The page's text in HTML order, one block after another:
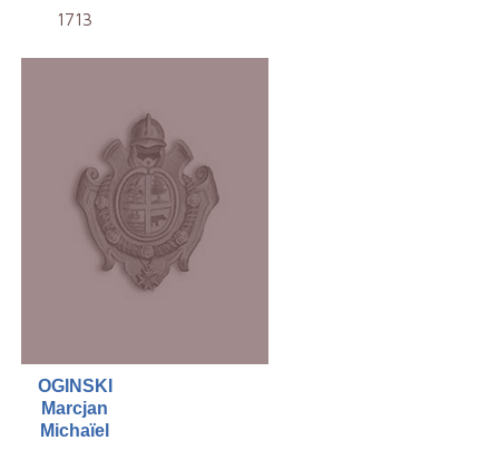
1713
OGINSKI
Marcjan
Michaïel